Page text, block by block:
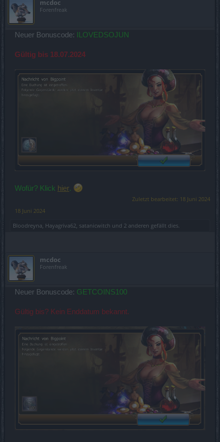
mcdoc
Forenfreak
Neuer Bonuscode: ILOVEDSOJUN
Gültig bis 18.07.2024
Wofür? Klick hier.
Zuletzt bearbeitet: 18 Juni 2024
18 Juni 2024
Bloodreyna Hayagriva62 satanicwitch und 2 anderen gefällt dies.
mcdoc
Forenfreak
Neuer Bonuscode: GETCOINS100
Gültig bis? Kein Enddatum bekannt.